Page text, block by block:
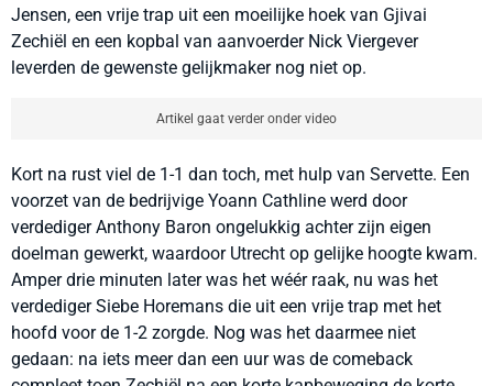
Jensen, een vrije trap uit een moeilijke hoek van Gjivai
Zechiël en een kopbal van aanvoerder Nick Viergever
leverden de gewenste gelijkmaker nog niet op.
Artikel gaat verder onder video
Kort na rust viel de 1-1 dan toch, met hulp van Servette. Een
voorzet van de bedrijvige Yoann Cathline werd door
verdediger Anthony Baron ongelukkig achter zijn eigen
doelman gewerkt, waardoor Utrecht op gelijke hoogte kwam.
Amper drie minuten later was het wéér raak, nu was het
verdediger Siebe Horemans die uit een vrije trap met het
hoofd voor de 1-2 zorgde. Nog was het daarmee niet
gedaan: na iets meer dan een uur was de comeback